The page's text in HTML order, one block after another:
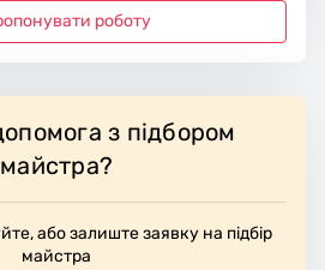
роботу
з підбором
майстра?
або залиште заявку на підбір
майстра